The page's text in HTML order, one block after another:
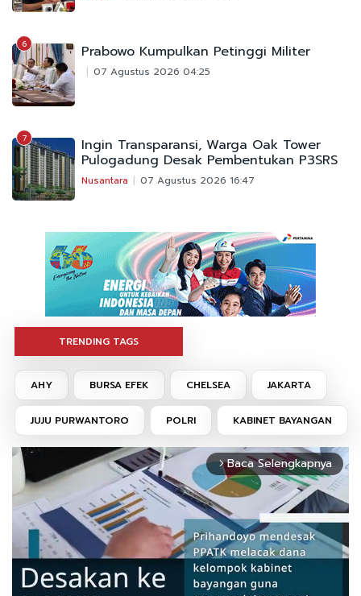
6 Prabowo Kumpulkan Petinggi Militer
07 Agustus 2026 04:25
7 Ingin Transparansi, Warga Oak Tower
Pulogadung Desak Pembentukan P3SRS
Nusantara 07 Agustus 2026 16:47
TRENDING TAGS
AHY BURSA EFEK CHELSEA JAKARTA
JUJU PURWANTORO POLRI KABINET BAYANGAN
arrow_forward_ios Baca Selengkapnya